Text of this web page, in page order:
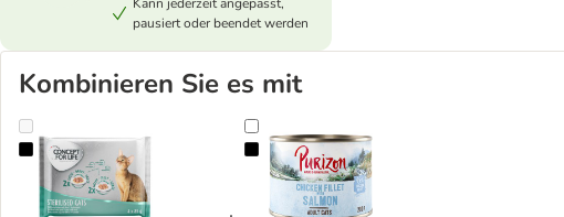
pausiert oder beendet werden
Kombinieren Sie es mit
Concept for Life Probierpaket 4 x 85 gJetzt probieren: Purizon - getreidefrei